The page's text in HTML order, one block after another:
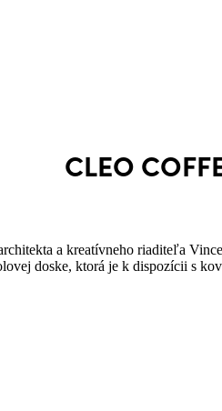
CLEO
a kreatívneho riaditeľa
doske, ktorá je k dispozícii s